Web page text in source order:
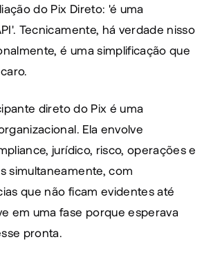
do Pix Direto: 'é uma
Tecnicamente, há verdade nisso
é uma simplificação que
direto do Pix é uma
Ela envolve
jurídico, risco, operações e
simultaneamente, com
que não ficam evidentes até
em uma fase porque esperava
pronta.